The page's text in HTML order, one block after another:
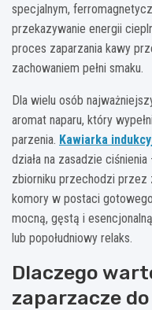
specjalnym,
przekazywanie energii
proces zaparzania kawy
zachowaniem pełni smaku.
Dla wielu osób
aromat naparu, który
parzenia. Kawiarka
działa na zasadzie
zbiorniku przechodzi przez
komory w postaci
mocną, gęstą i
lub popołudniowy relaks.
Dlaczego
zaparzacze